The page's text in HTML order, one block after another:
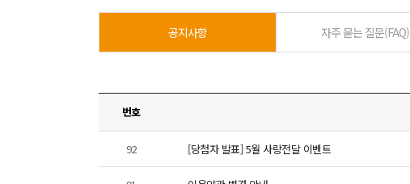
공지사항 자주 묻는 질문(FAQ)
번호
92 [당첨자 발표] 5월 사랑전달 이벤트